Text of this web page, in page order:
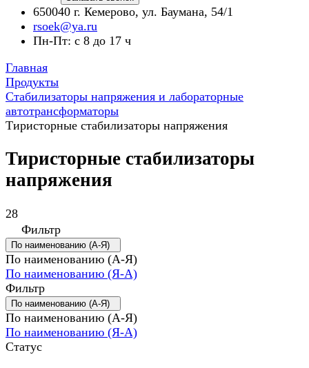
650040 г. Кемерово, ул. Баумана, 54/1
rsoek@ya.ru
Пн-Пт: с 8 до 17 ч
Главная
Продукты
Стабилизаторы напряжения и лабораторные
автотрансформаторы
Тиристорные стабилизаторы напряжения
Тиристорные стабилизаторы
напряжения
28
Фильтр
По наименованию (А-Я)
По наименованию (А-Я)
По наименованию (Я-А)
Фильтр
По наименованию (А-Я)
По наименованию (А-Я)
По наименованию (Я-А)
Статус